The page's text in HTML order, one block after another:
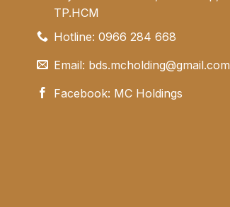
TP.HCM
Hotline: 0966 284 668
Email: bds.mcholding@gmail.com
Facebook: MC Holdings